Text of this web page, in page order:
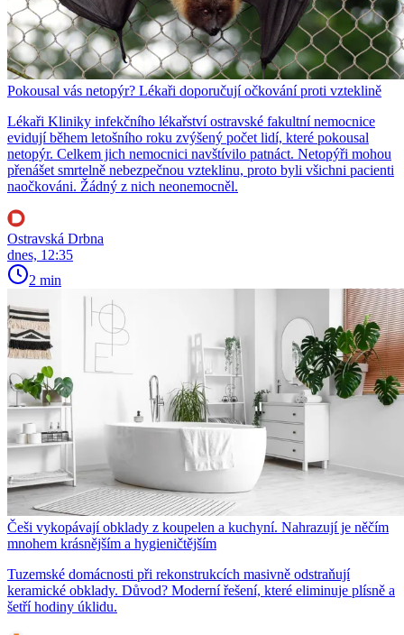
Pokousal vás netopýr? Lékaři doporučují očkování proti vzteklině
Lékaři Kliniky infekčního lékařství ostravské fakultní nemocnice
evidují během letošního roku zvýšený počet lidí, které pokousal
netopýr. Celkem jich nemocnici navštívilo patnáct. Netopýři mohou
přenášet smrtelně nebezpečnou vzteklinu, proto byli všichni pacienti
naočkováni. Žádný z nich neonemocněl.
Ostravská Drbna
dnes, 12:35
2 min
Češi vykopávají obklady z koupelen a kuchyní. Nahrazují je něčím
mnohem krásnějším a hygieničtějším
Tuzemské domácnosti při rekonstrukcích masivně odstraňují
keramické obklady. Důvod? Moderní řešení, které eliminuje plísně a
šetří hodiny úklidu.